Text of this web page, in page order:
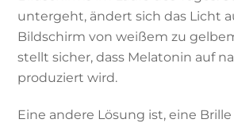
untergeht, ändert sich das Licht
Bildschirm von weißem zu
stellt sicher, dass Melatonin auf
produziert wird.
Eine andere Lösung ist, eine